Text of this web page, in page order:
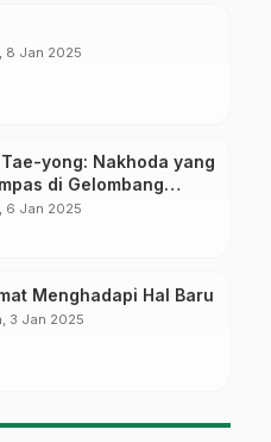
8 Jan 2025
yong: Nakhoda yang
di Gelombang
6 Jan 2025
Menghadapi Hal Baru
3 Jan 2025